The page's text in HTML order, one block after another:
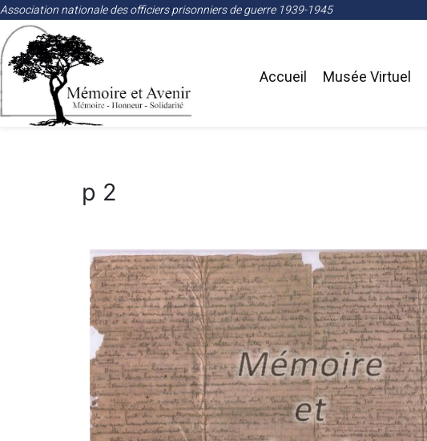
Association nationale des officiers prisonniers de guerre 1939-1945
Accueil Musée Virtuel
p 2